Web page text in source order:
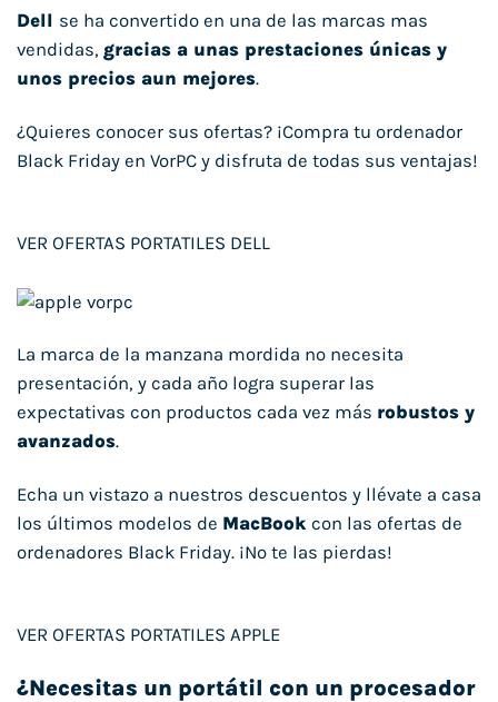
Dell se ha convertido en una de las marcas mas
vendidas, gracias a unas prestaciones únicas y
unos precios aun mejores.
¿Quieres conocer sus ofertas? ¡Compra tu ordenador
Black Friday en VorPC y disfruta de todas sus ventajas!
VER OFERTAS PORTATILES DELL
La marca de la manzana mordida no necesita
presentación, y cada año logra superar las
expectativas con productos cada vez más robustos y
avanzados.
Echa un vistazo a nuestros descuentos y llévate a casa
los últimos modelos de MacBook con las ofertas de
ordenadores Black Friday. ¡No te las pierdas!
VER OFERTAS PORTATILES APPLE
¿Necesitas un portátil con un procesador